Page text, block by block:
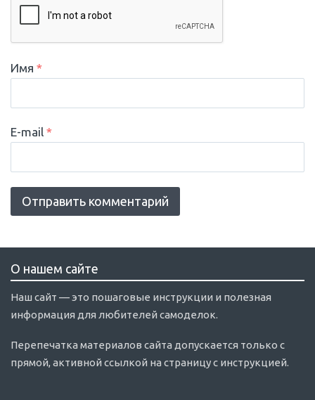
Имя *
E-mail *
О нашем сайте
Наш сайт — это пошаговые инструкции и полезная
информация для любителей самоделок.
Перепечатка материалов сайта допускается только с
прямой, активной ссылкой на страницу с инструкцией.